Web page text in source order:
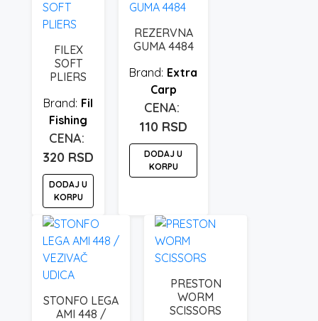
FILEX
SOFT
PLIERS
Fil
Fishing
320 RSD
DODAJ U
KORPU
REZERVNA
GUMA 4484
Extra
Carp
110 RSD
DODAJ U
KORPU
STONFO LEGA
AMI 448 /
PRESTON
WORM
SCISSORS